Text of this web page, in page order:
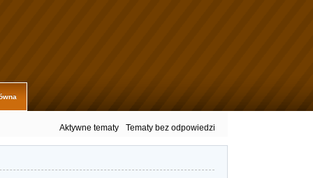
Aktywne tematy Tematy bez odpowiedzi